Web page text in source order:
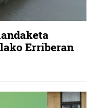
Erriberan